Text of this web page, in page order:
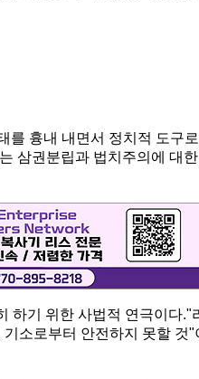
를 흉내 내면서 정치적 도구로
삼권분립과 법치주의에 대한
하기 위한 사법적 연극이다."
소로부터 안전하지 못할 것"